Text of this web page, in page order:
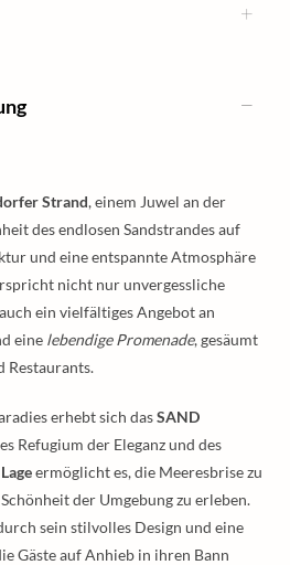
Strand, einem Juwel an der
des endlosen Sandstrandes auf
und eine entspannte Atmosphäre
nicht nur unvergessliche
ein vielfältiges Angebot an
eine lebendige Promenade, gesäumt
Restaurants.
erhebt sich dasSAND
Refugium der Eleganz und des
ermöglicht es, die Meeresbrise zu
der Umgebung zu erleben.
sein stilvolles Design und eine
Gäste auf Anhieb in ihren Bann